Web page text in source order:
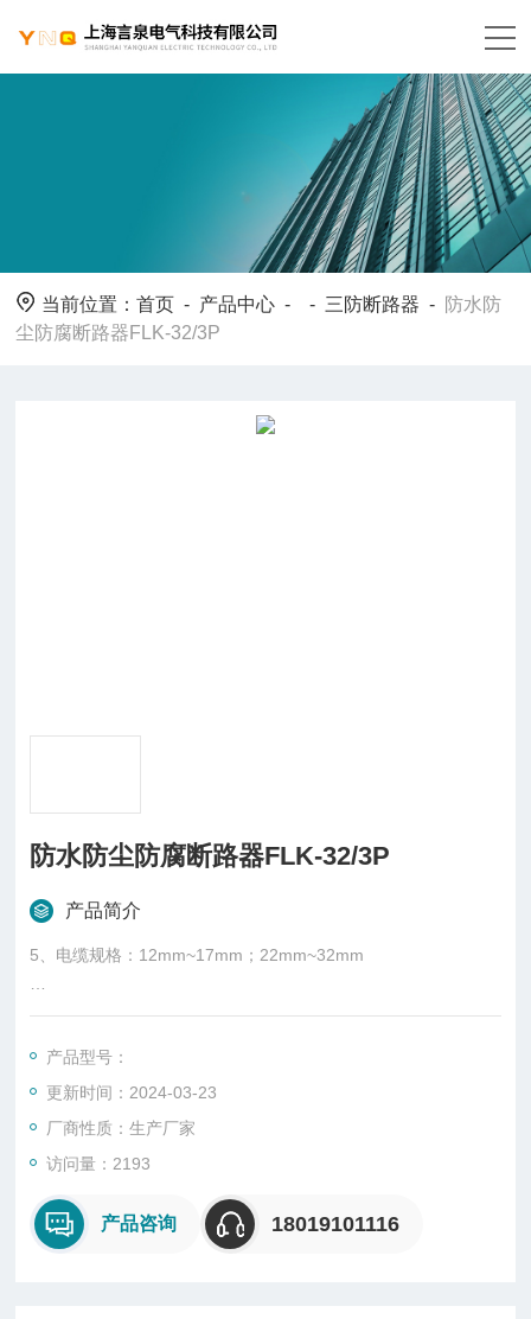
当前位置：首页 - 产品中心 - - 三防断路器 - 防水防
尘防腐断路器FLK-32/3P
防水防尘防腐断路器FLK-32/3P
产品简介
5、电缆规格：12mm~17mm；22mm~32mm
防水防尘防腐断路器FLK-32/3P产品特点：
形美观。具有抗老化、不变形，抗冲击、抗静电、耐腐蚀等优
点。
2、本产品采用迷宫式防水结构，具有良好的防水防尘功能。
产品型号：
更新时间：2024-03-23
厂商性质：生产厂家
访问量：2193
产品咨询 18019101116